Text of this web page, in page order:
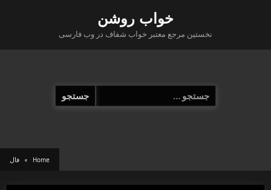
خواب روشن
نخستین مرجع معتبر خواب شفاف در وب فارسی
جستجو
برای:
Home فال